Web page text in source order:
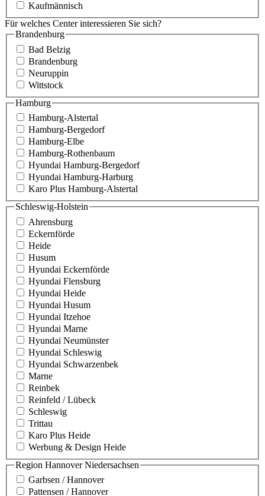
Kaufmännisch
Für welches Center interessieren Sie sich?
Brandenburg
Bad Belzig
Brandenburg
Neuruppin
Wittstock
Hamburg
Hamburg-Alstertal
Hamburg-Bergedorf
Hamburg-Elbe
Hamburg-Rothenbaum
Hyundai Hamburg-Bergedorf
Hyundai Hamburg-Harburg
Karo Plus Hamburg-Alstertal
Schleswig-Holstein
Ahrensburg
Eckernförde
Heide
Husum
Hyundai Eckernförde
Hyundai Flensburg
Hyundai Heide
Hyundai Husum
Hyundai Itzehoe
Hyundai Marne
Hyundai Neumünster
Hyundai Schleswig
Hyundai Schwarzenbek
Marne
Reinbek
Reinfeld / Lübeck
Schleswig
Trittau
Karo Plus Heide
Werbung & Design Heide
Region Hannover Niedersachsen
Garbsen / Hannover
Pattensen / Hannover